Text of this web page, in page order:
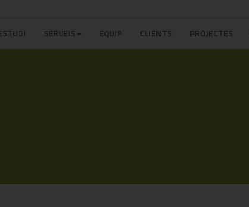
SERVEIS EQUIP CLIENTS PROJECTES